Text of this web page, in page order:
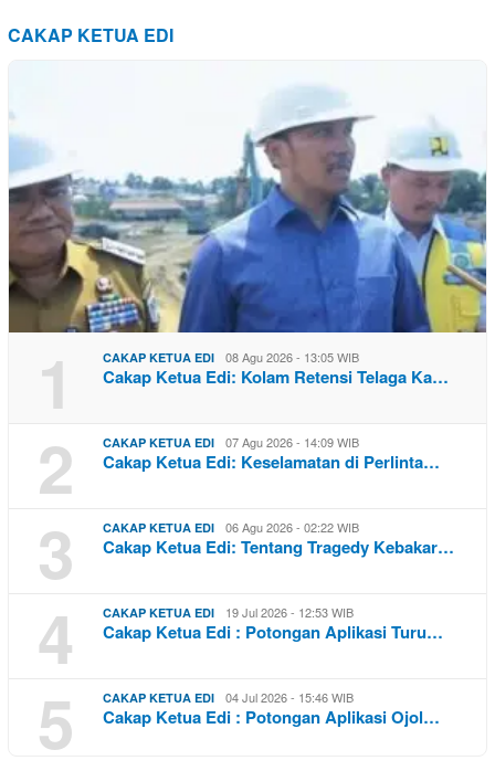
CAKAP KETUA EDI
1 CAKAP KETUA EDI 08 Agu 2026 - 13:05 WIB
Cakap Ketua Edi: Kolam Retensi Telaga Ka…
2 CAKAP KETUA EDI 07 Agu 2026 - 14:09 WIB
Cakap Ketua Edi: Keselamatan di Perlinta…
3 CAKAP KETUA EDI 06 Agu 2026 - 02:22 WIB
Cakap Ketua Edi: Tentang Tragedy Kebakar…
4 CAKAP KETUA EDI 19 Jul 2026 - 12:53 WIB
Cakap Ketua Edi : Potongan Aplikasi Turu…
5 CAKAP KETUA EDI 04 Jul 2026 - 15:46 WIB
Cakap Ketua Edi : Potongan Aplikasi Ojol…